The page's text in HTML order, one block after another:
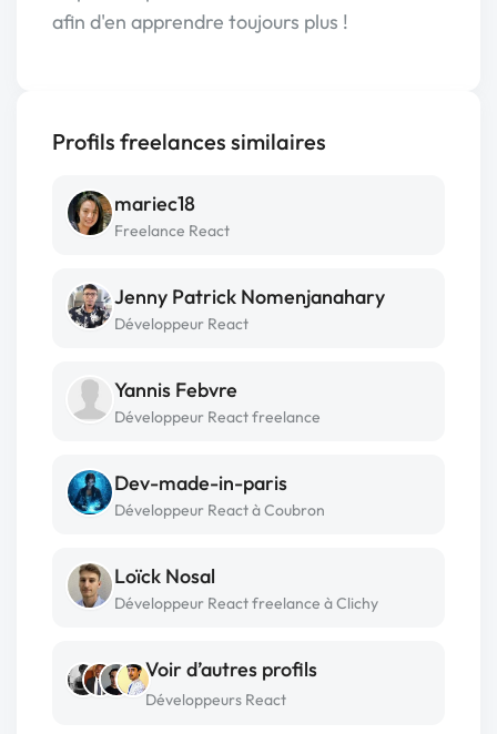
afin d'en apprendre toujours plus !
Profils freelances similaires
mariec18
Freelance React
Jenny Patrick Nomenjanahary
Développeur React
Yannis Febvre
Développeur React freelance
Dev-made-in-paris
Développeur React à Coubron
Loïck Nosal
Développeur React freelance à Clichy
Voir d’autres profils
Développeurs React